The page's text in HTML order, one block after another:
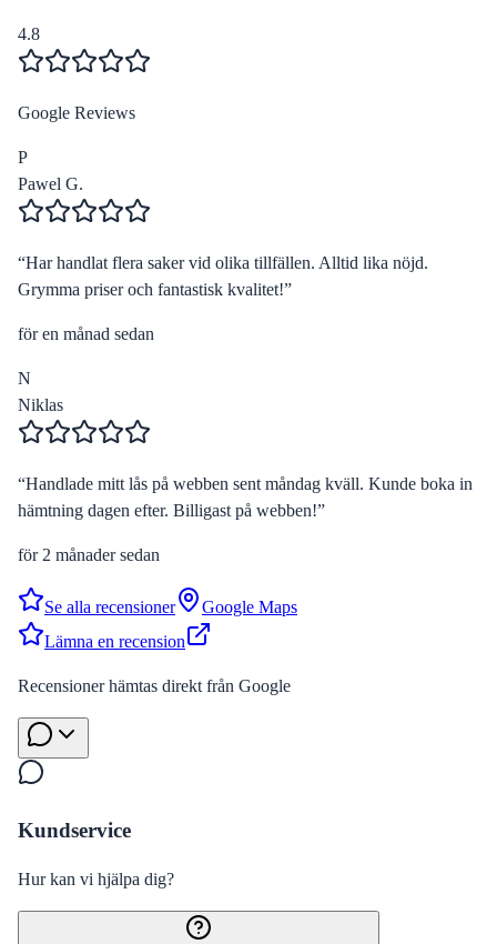
4.8
Google Reviews
P
Pawel G.
“Har handlat flera saker vid olika tillfällen. Alltid lika nöjd.
Grymma priser och fantastisk kvalitet!”
för en månad sedan
N
Niklas
“Handlade mitt lås på webben sent måndag kväll. Kunde boka in
hämtning dagen efter. Billigast på webben!”
för 2 månader sedan
Se alla recensioner
Google Maps
Lämna en recension
Recensioner hämtas direkt från Google
Kundservice
Hur kan vi hjälpa dig?